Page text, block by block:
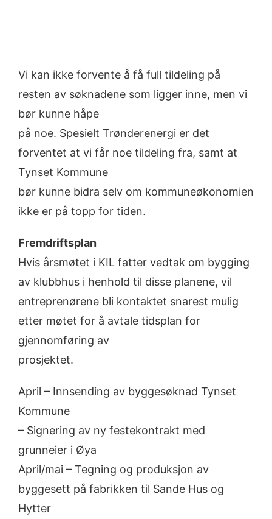
Vi kan ikke forvente å få full tildeling på
resten av søknadene som ligger inne, men vi
bør kunne håpe
på noe. Spesielt Trønderenergi er det
forventet at vi får noe tildeling fra, samt at
Tynset Kommune
bør kunne bidra selv om kommuneøkonomien
ikke er på topp for tiden.
Fremdriftsplan
Hvis årsmøtet i KIL fatter vedtak om bygging
av klubbhus i henhold til disse planene, vil
entreprenørene bli kontaktet snarest mulig
etter møtet for å avtale tidsplan for
gjennomføring av
prosjektet.
April – Innsending av byggesøknad Tynset
Kommune
– Signering av ny festekontrakt med
grunneier i Øya
April/mai – Tegning og produksjon av
byggesett på fabrikken til Sande Hus og
Hytter